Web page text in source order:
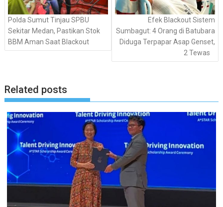
Polda Sumut Tinjau SPBU
Sekitar Medan, Pastikan Stok
BBM Aman Saat Blackout
Efek Blackout Sistem
Sumbagut: 4 Orang di Batubara
Diduga Terpapar Asap Genset,
2 Tewas
Related posts